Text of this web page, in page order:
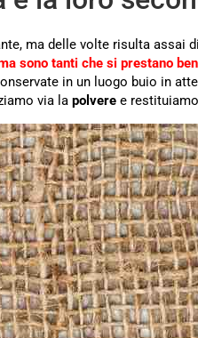
ma delle volte risulta assai
sono tanti che si prestano
in un luogo buio in
via la polvere e